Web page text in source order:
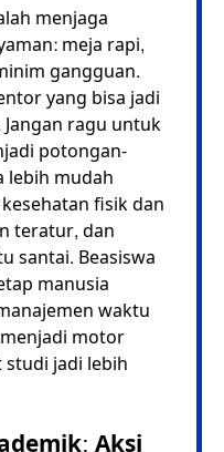
menjaga
meja rapi,
gangguan.
yang bisa jadi
ragu untuk
potongan-
lebih mudah
fisik dan
teratur, dan
santai. Beasiswa
manusia
waktu
motor
jadi lebih